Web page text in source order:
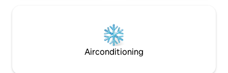
Airconditioning